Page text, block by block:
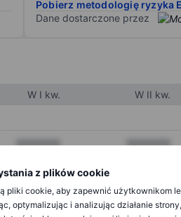
z plików cookie
pliki cookie, aby zapewnić użytkownikom
optymalizując i analizując działanie
Pobierz metodologię ryzyka
Dane dostarczone przez
W I kw. W II kw.
XXXXXXX XXXXXXX
XXXXXXX
XXXXXXX XXXXXXX